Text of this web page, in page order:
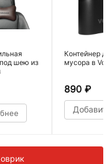
шею из
Контейнер
мусора в
890 ₽
Добавить